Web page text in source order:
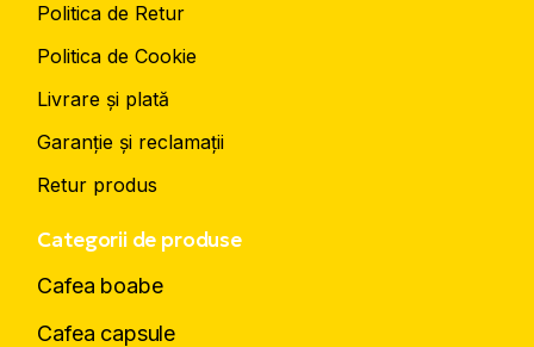
Politica de Retur
Politica de Cookie
Livrare și plată
Garanție și reclamații
Retur produs
Categorii de produse
Cafea boabe
Cafea capsule